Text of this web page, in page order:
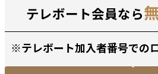
テレボート会員なら
※テレボート加入者番号での